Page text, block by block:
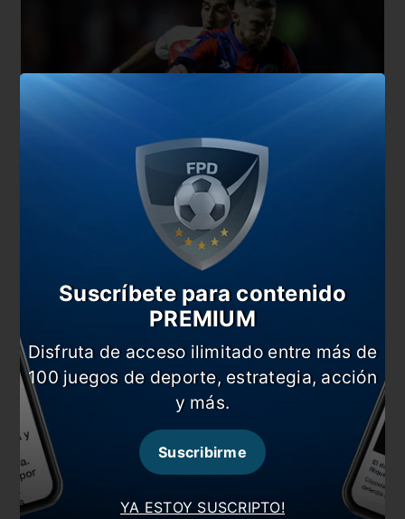
Por lo pronto, Muniain se encuentra en su Bilbao
natal disfrutando de sus vacaciones. Hace una
semana atrás fue a ver a su hijo Iker, que milita en
las inferiores de su amado Athletic Club, y se
viralizó una foto suya con una pulsera con los
colores de San Lorenzo, hecho que enloqueció a
los hinchas.
YA ESTOY SUSCRIPTO!
Suscríbete para contenido
PREMIUM
Disfruta de acceso ilimitado entre más de
100 juegos de deporte, estrategia, acción
y más.
Suscribirme